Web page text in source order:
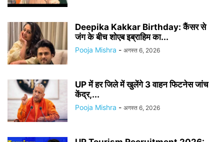
Deepika Kakkar Birthday: कैंसर से
जंग के बीच शोएब इब्राहिम का...
Pooja Mishra - अगस्त 6, 2026
UP में हर जिले में खुलेंगे 3 वाहन फिटनेस जांच
केंद्र,...
Pooja Mishra - अगस्त 6, 2026